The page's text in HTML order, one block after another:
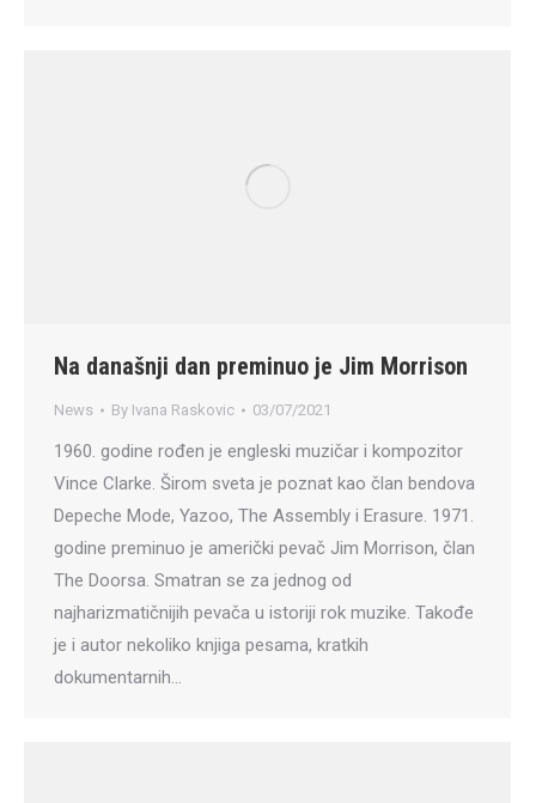
Na današnji dan preminuo je Jim Morrison
News By Ivana Raskovic 03/07/2021
1960. godine rođen je engleski muzičar i kompozitor
Vince Clarke. Širom sveta je poznat kao član bendova
Depeche Mode, Yazoo, The Assembly i Erasure. 1971.
godine preminuo je američki pevač Jim Morrison, član
The Doorsa. Smatran se za jednog od
najharizmatičnijih pevača u istoriji rok muzike. Takođe
je i autor nekoliko knjiga pesama, kratkih
dokumentarnih…